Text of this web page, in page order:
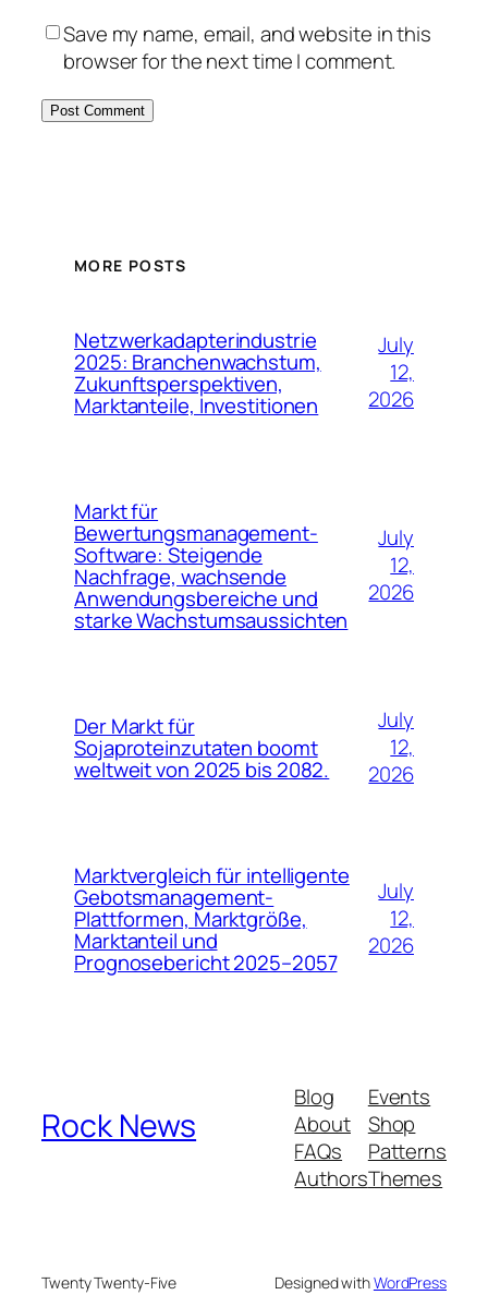
Save my name, email, and website in this
browser for the next time I comment.
MORE POSTS
Netzwerkadapterindustrie
2025: Branchenwachstum,
Zukunftsperspektiven,
Marktanteile, Investitionen
July
12,
2026
Markt für
Bewertungsmanagement-
Software: Steigende
Nachfrage, wachsende
Anwendungsbereiche und
starke Wachstumsaussichten
July
12,
2026
Der Markt für
Sojaproteinzutaten boomt
weltweit von 2025 bis 2082.
July
12,
2026
Marktvergleich für intelligente
Gebotsmanagement-
Plattformen, Marktgröße,
Marktanteil und
Prognosebericht 2025–2057
July
12,
2026
Rock News
Blog
About
FAQs
Authors
Events
Shop
Patterns
Themes
Twenty Twenty-Five Designed withWordPress